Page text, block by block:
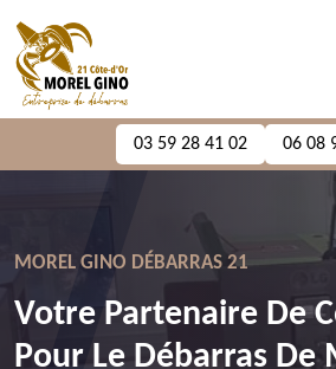
03 59 28 41 02 06 08
MOREL GINO DÉBARRAS 21
Votre Partenaire De
Pour Le Débarras De